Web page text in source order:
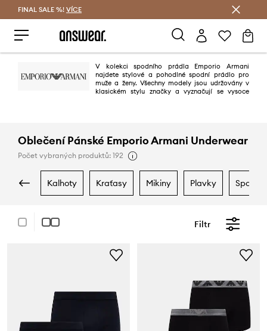
FINAL SALE %! VÍCE
V kolekci spodního prádla Emporio Armani
najdete stylové a pohodlné spodní prádlo pro
muže a ženy. Všechny modely jsou udržovány v
klasickém stylu značky a vyznačují se vysoce
Oblečení Pánské Emporio Armani Underwear
Počet vybraných produktů: 192
kalhoty kraťasy mikiny plavky spodní
Filtr